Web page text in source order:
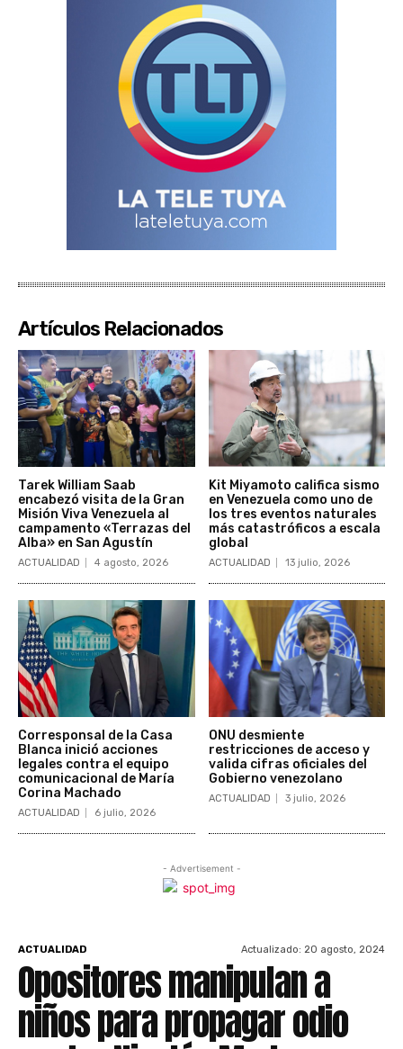
Artículos Relacionados
Tarek William Saab
encabezó visita de la Gran
Misión Viva Venezuela al
campamento «Terrazas del
Alba» en San Agustín
ACTUALIDAD 4 agosto, 2026
Kit Miyamoto califica sismo
en Venezuela como uno de
los tres eventos naturales
más catastróficos a escala
global
ACTUALIDAD 13 julio, 2026
Corresponsal de la Casa
Blanca inició acciones
legales contra el equipo
comunicacional de María
Corina Machado
ACTUALIDAD 6 julio, 2026
ONU desmiente
restricciones de acceso y
valida cifras oficiales del
Gobierno venezolano
ACTUALIDAD 3 julio, 2026
- Advertisement -